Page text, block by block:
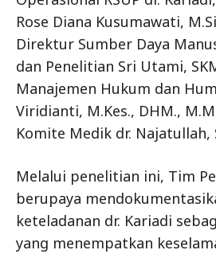
Rose Diana Kusumawati,
Direktur Sumber Daya
dan Penelitian Sri Utami,
Manajemen Hukum dan
Viridianti, M.Kes., DHM.,
Komite Medik dr. Najatullah,
Melalui penelitian ini, Tim
berupaya
keteladanan dr. Kariadi
yang menempatkan